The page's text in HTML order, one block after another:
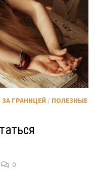
ЗА ГРАНИЦЕЙ / ПОЛЕЗНЫЕ
0